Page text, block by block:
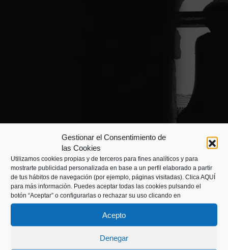
Gestionar el Consentimiento de
las Cookies
Utilizamos cookies propias y de terceros para fines analíticos y para
mostrarte publicidad personalizada en base a un perfil elaborado a partir
de tus hábitos de navegación (por ejemplo, páginas visitadas). Clica AQUÍ
para más información. Puedes aceptar todas las cookies pulsando el
botón “Aceptar” o configurarlas o rechazar su uso clicando en
Acepto
Denegar
Avertissements de la mer – Nuestra
Sra. del Carmen